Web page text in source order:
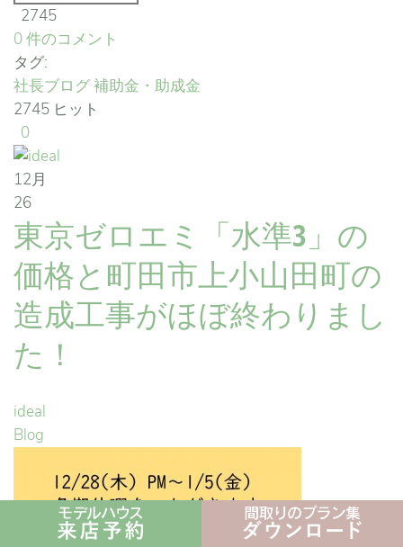
2745
0 件のコメント
タグ:
社長ブログ補助金・助成金
2745 ヒット
0
12月
26
東京ゼロエミ「水準3」の
価格と町田市上小山田町の
造成工事がほぼ終わりまし
た！
ideal
Blog